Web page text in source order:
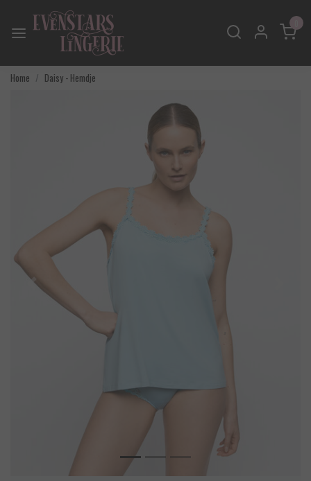
Home Daisy - Hemdje
Vorige